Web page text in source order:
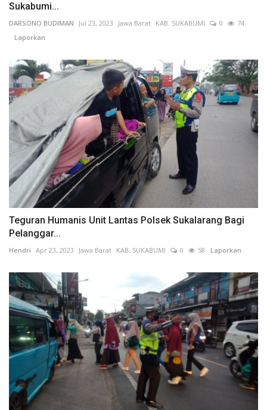
Sukabumi...
DARSONO BUDIMAN Jul 23, 2023 Jawa Barat KAB. SUKABUMI 0
74
Laporkan
Teguran Humanis Unit Lantas Polsek Sukalarang Bagi
Pelanggar...
Hendri Apr 23, 2023 Jawa Barat KAB. SUKABUMI 0 58 Laporkan